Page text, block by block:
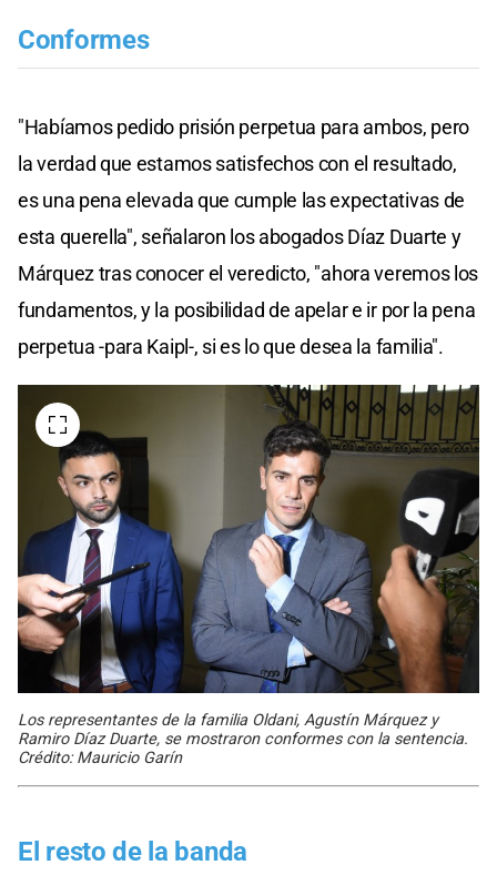
Conformes
"Habíamos pedido prisión perpetua para ambos, pero
la verdad que estamos satisfechos con el resultado,
es una pena elevada que cumple las expectativas de
esta querella", señalaron los abogados Díaz Duarte y
Márquez tras conocer el veredicto, "ahora veremos los
fundamentos, y la posibilidad de apelar e ir por la pena
perpetua -para Kaipl-, si es lo que desea la familia".
Los representantes de la familia Oldani, Agustín Márquez y
Ramiro Díaz Duarte, se mostraron conformes con la sentencia.
Crédito: Mauricio Garín
El resto de la banda